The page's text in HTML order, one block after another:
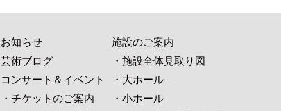
お知らせ
芸術ブログ
コンサート＆イベント
・チケットのご案内
施設のご案内
・施設全体見取り図
・大ホール
・小ホール